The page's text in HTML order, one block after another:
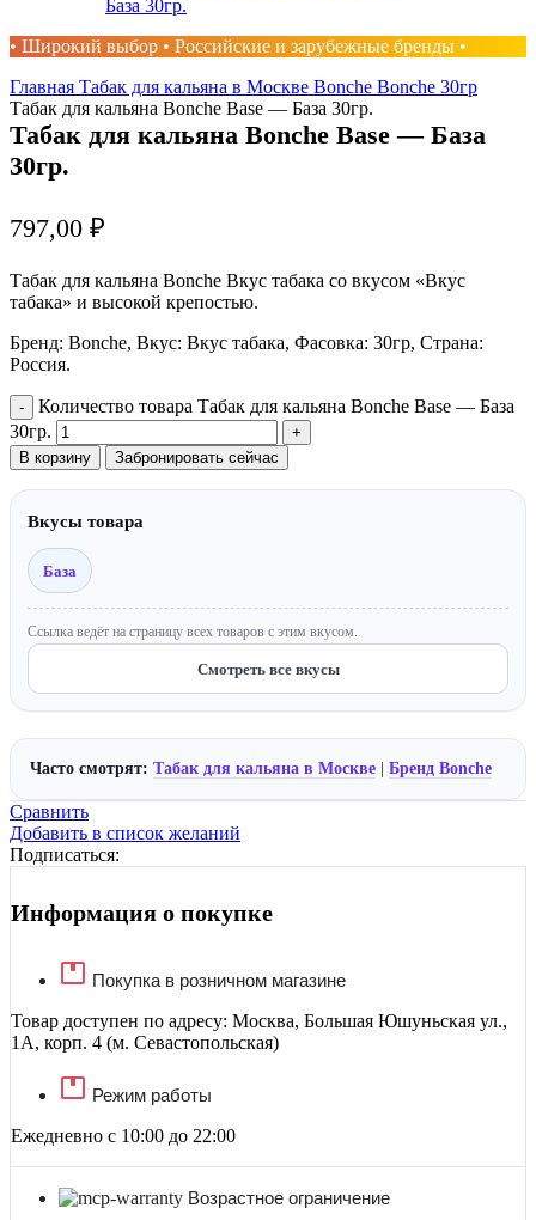
• Широкий выбор • Российские и зарубежные бренды •
Главная Табак для кальяна в Москве Bonche Bonche 30гр
Табак для кальяна Bonche Base — База 30гр.
Табак для кальяна Bonche Base — База
30гр.
797,00 ₽
Табак для кальяна Bonche Вкус табака со вкусом «Вкус
табака» и высокой крепостью.
Бренд: Bonche, Вкус: Вкус табака, Фасовка: 30гр, Страна:
Россия.
Количество товара Табак для кальяна Bonche Base — База
30гр.
В корзину Забронировать сейчас
Вкусы товара
База
Ссылка ведёт на страницу всех товаров с этим вкусом.
Смотреть все вкусы
Часто смотрят: Табак для кальяна в Москве Бренд Bonche
Сравнить
Добавить в список желаний
Подписаться:
Информация о покупке
Покупка в розничном магазине
Товар доступен по адресу: Москва, Большая Юшуньская ул.,
1А, корп. 4 (м. Севастопольская)
Режим работы
Ежедневно с 10:00 до 22:00
Возрастное ограничение